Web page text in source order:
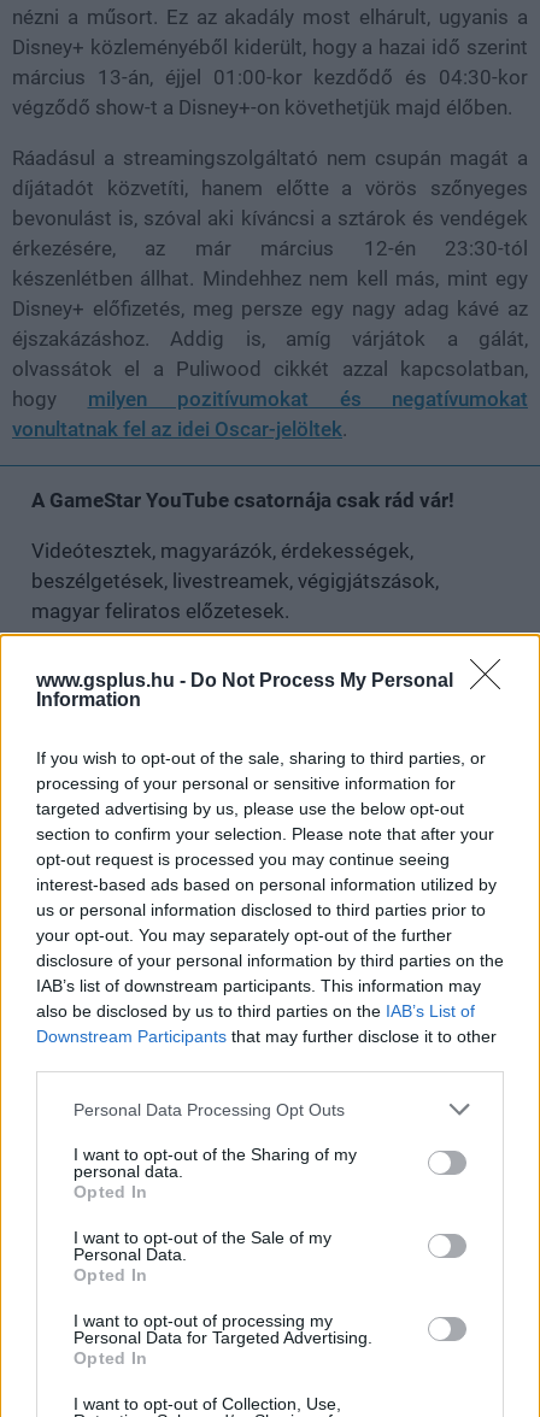
www.gsplus.hu - Do Not Process My Personal
Information
If you wish to opt-out of the sale, sharing to third parties, or
processing of your personal or sensitive information for
targeted advertising by us, please use the below opt-out
section to confirm your selection. Please note that after your
opt-out request is processed you may continue seeing
interest-based ads based on personal information utilized by
us or personal information disclosed to third parties prior to
your opt-out. You may separately opt-out of the further
disclosure of your personal information by third parties on the
IAB’s list of downstream participants. This information may
also be disclosed by us to third parties on the IAB’s List of
Downstream Participants that may further disclose it to other
Please note that this website/app uses one or more Google
not limited to your visit or usage behaviour. You may click to
grant or deny consent to Google and its third-party tags to
use your data for below specified purposes in below Google
consent section.
Personal Data Processing Opt Outs
I want to opt-out of the Sharing of my
personal data.
Opted In
I want to opt-out of the Sale of my
Personal Data.
Opted In
I want to opt-out of processing my
Personal Data for Targeted Advertising.
Opted In
I want to opt-out of Collection, Use,
nézni a műsort. Ez az akadály most elhárult, ugyanis a
Disney+ közleményéből kiderült, hogy a hazai idő szerint
március 13-án, éjjel 01:00-kor kezdődő és 04:30-kor
végződő show-t a Disney+-on követhetjük majd élőben.
Ráadásul a streamingszolgáltató nem csupán magát a
díjátadót közvetíti, hanem előtte a vörös szőnyeges
bevonulást is, szóval aki kíváncsi a sztárok és vendégek
érkezésére, az már március 12-én 23:30-tól
készenlétben állhat. Mindehhez nem kell más, mint egy
Disney+ előfizetés, meg persze egy nagy adag kávé az
éjszakázáshoz. Addig is, amíg várjátok a gálát,
olvassátok el a Puliwood cikkét azzal kapcsolatban,
hogy milyen pozitívumokat és negatívumokat
vonultatnak fel az idei Oscar-jelöltek.
A GameStar YouTube csatornája csak rád vár!
Videótesztek, magyarázók, érdekességek,
beszélgetések, livestreamek, végigjátszások,
magyar feliratos előzetesek.
Feliratkozom
Csatornatag leszek
SMASH by Meló-Diák: Homok, zene és a nyár legjobb
hangulata – Jön a második forduló! (X)
Július végén folytatódik a balatoni strandröplabda-
sorozat.
Hozzászólások